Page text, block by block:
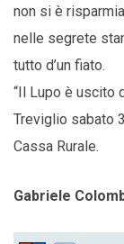
non si è
nelle segrete
tutto d’un fiato.
“Il Lupo è uscito
Treviglio sabato
Cassa Rurale.
Gabriele